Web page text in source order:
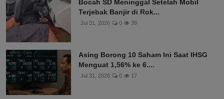
Bocah SD Meninggal Setelah Mobil
Terjebak Banjir di Rok...
Jul 31, 2026 0 39
Asing Borong 10 Saham Ini Saat IHSG
Menguat 1,56% ke 6....
Jul 31, 2026 0 17